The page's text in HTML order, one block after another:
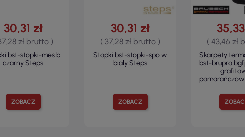
ZOBACZ
30,31 zł
zł brutto )
bst-stopki-mes b
czarny Steps
ZOBACZ
30,31 zł
( 37,28 zł brutto )
Stopki bst-stopki-spo w
biały Steps
( 43,46 zł
Skarpety
bst-brupro